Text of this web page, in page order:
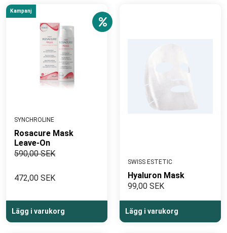
Kampanj
SYNCHROLINE
Rosacure Mask
Leave-On
590,00 SEK
472,00 SEK
Lägg i varukorg
SWISS ESTETIC
Hyaluron Mask
99,00 SEK
Lägg i varukorg